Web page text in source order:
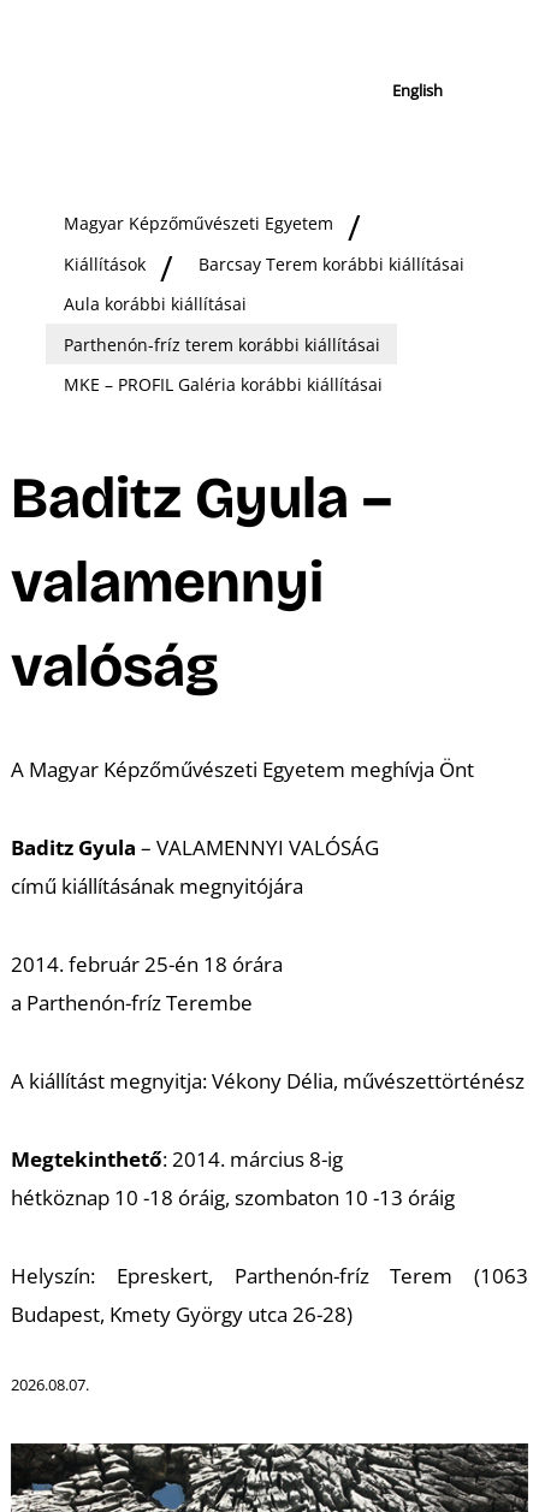
English
Magyar Képzőművészeti Egyetem
Kiállítások
Barcsay Terem korábbi kiállításai
Aula korábbi kiállításai
Parthenón-fríz terem korábbi kiállításai
MKE – PROFIL Galéria korábbi kiállításai
Baditz Gyula –
valamennyi
valóság
A Magyar Képzőművészeti Egyetem meghívja Önt
Baditz Gyula – VALAMENNYI VALÓSÁG
című kiállításának megnyitójára
2014. február 25-én 18 órára
a Parthenón-fríz Terembe
A kiállítást megnyitja: Vékony Délia, művészettörténész
Megtekinthető: 2014. március 8-ig
hétköznap 10 -18 óráig, szombaton 10 -13 óráig
Helyszín: Epreskert, Parthenón-fríz Terem (1063
Budapest, Kmety György utca 26-28)
2026.08.07.